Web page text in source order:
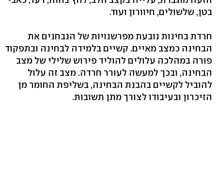
בטן, שלשולים, חיוורון ועוד.
חרדת בחינות נובעת מפרשנויות של הנבחנים את
הבחינה כמצב מאיים. קשיים בלמידה לבחינה ובתפקוד
פורה במהלכה עלולים להוליד פירוש שלילי של מצב
הבחינה, ובכך למעשה לעורר חרדה. מצב זה עלול
להוביל לקשיים בהבנת הבחינה, בשליפת החומר מן
הזיכרון ובעיבודו לצורך מתן תשובות.